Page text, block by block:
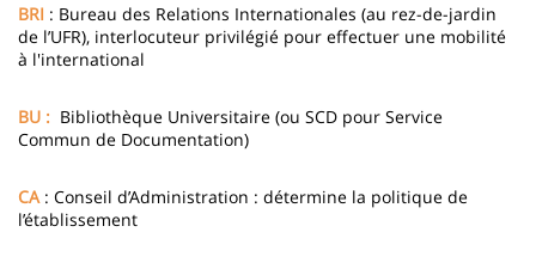
BRI : Bureau des Relations Internationales (au rez-de-jardin
de l’UFR), interlocuteur privilégié pour effectuer une mobilité
à l'international
BU : Bibliothèque Universitaire (ou SCD pour Service
Commun de Documentation)
CA : Conseil d’Administration : détermine la politique de
l’établissement